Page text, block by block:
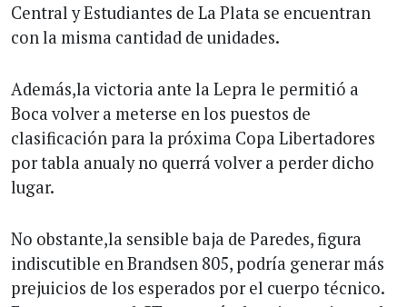
Central y Estudiantes de La Plata se encuentran
con la misma cantidad de unidades.
Además,la victoria ante la Lepra le permitió a
Boca volver a meterse en los puestos de
clasificación para la próxima Copa Libertadores
por tabla anualy no querrá volver a perder dicho
lugar.
No obstante,la sensible baja de Paredes, figura
indiscutible en Brandsen 805, podría generar más
prejuicios de los esperados por el cuerpo técnico.